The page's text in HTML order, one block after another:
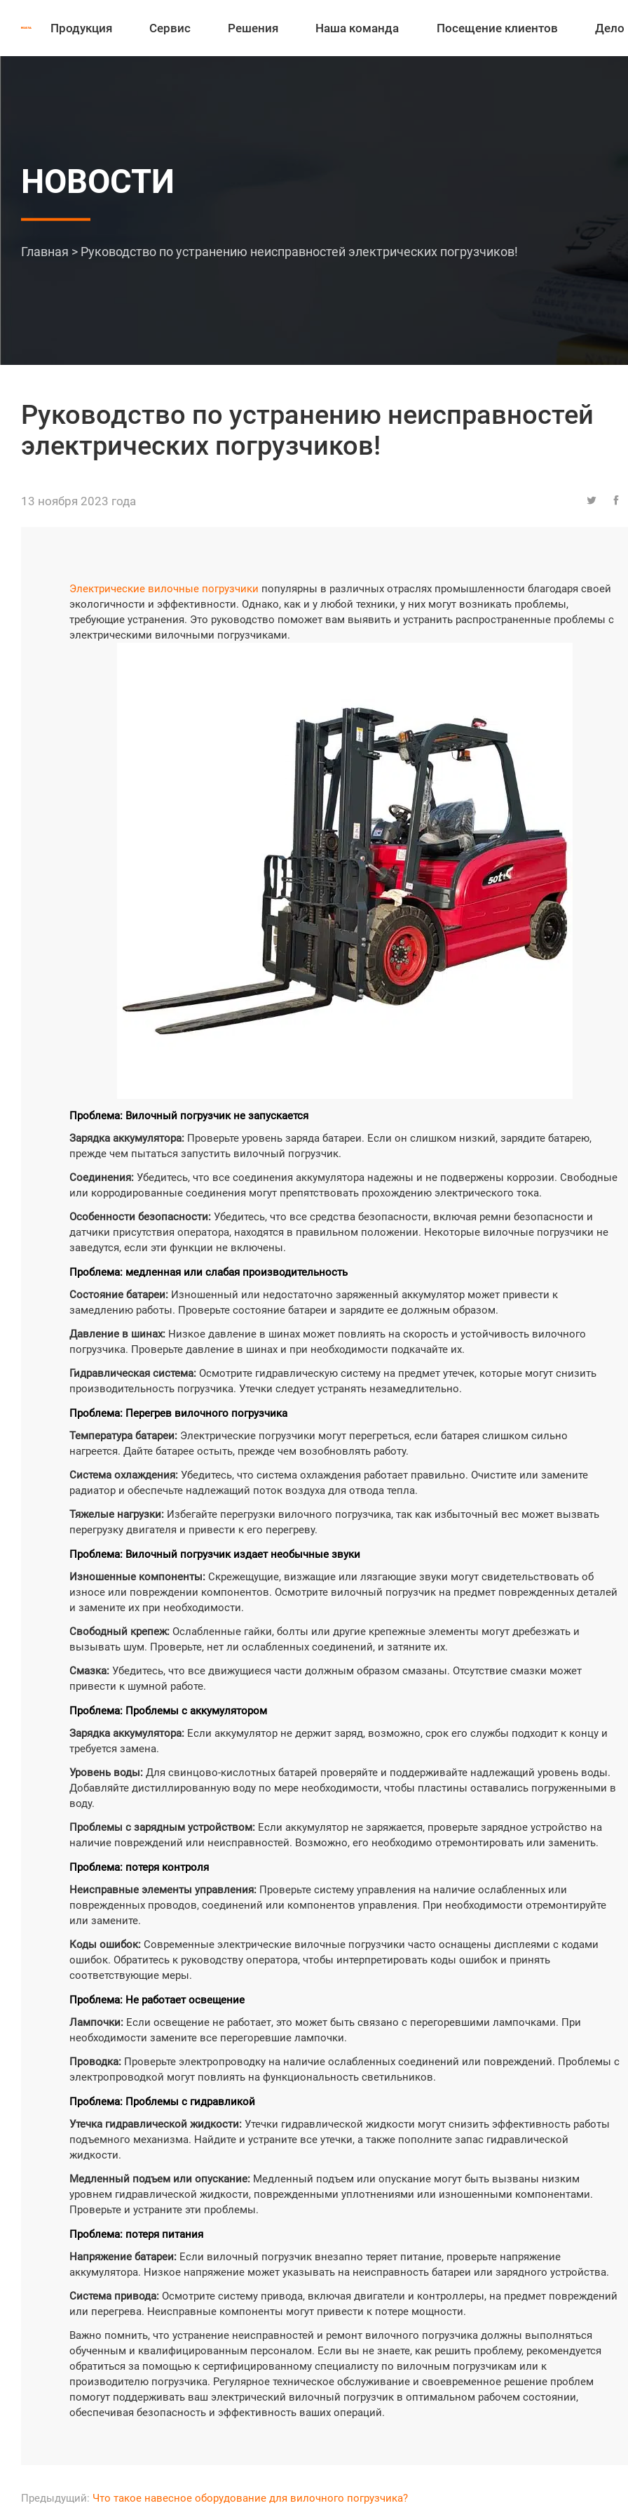
Продукция Сервис Решения Наша команда Посещение клиентов Дело
НОВОСТИ
Главная > Руководство по устранению неисправностей электрических погрузчиков!
Руководство по устранению неисправностей
электрических погрузчиков!
13 ноября 2023 года  
Электрические вилочные погрузчики популярны в различных отраслях промышленности благодаря своей
экологичности и эффективности. Однако, как и у любой техники, у них могут возникать проблемы,
требующие устранения. Это руководство поможет вам выявить и устранить распространенные проблемы с
электрическими вилочными погрузчиками.
Проблема: Вилочный погрузчик не запускается
Зарядка аккумулятора: Проверьте уровень заряда батареи. Если он слишком низкий, зарядите батарею,
прежде чем пытаться запустить вилочный погрузчик.
Соединения: Убедитесь, что все соединения аккумулятора надежны и не подвержены коррозии. Свободные
или корродированные соединения могут препятствовать прохождению электрического тока.
Особенности безопасности: Убедитесь, что все средства безопасности, включая ремни безопасности и
датчики присутствия оператора, находятся в правильном положении. Некоторые вилочные погрузчики не
заведутся, если эти функции не включены.
Проблема: медленная или слабая производительность
Состояние батареи: Изношенный или недостаточно заряженный аккумулятор может привести к
замедлению работы. Проверьте состояние батареи и зарядите ее должным образом.
Давление в шинах: Низкое давление в шинах может повлиять на скорость и устойчивость вилочного
погрузчика. Проверьте давление в шинах и при необходимости подкачайте их.
Гидравлическая система: Осмотрите гидравлическую систему на предмет утечек, которые могут снизить
производительность погрузчика. Утечки следует устранять незамедлительно.
Проблема: Перегрев вилочного погрузчика
Температура батареи: Электрические погрузчики могут перегреться, если батарея слишком сильно
нагреется. Дайте батарее остыть, прежде чем возобновлять работу.
Система охлаждения: Убедитесь, что система охлаждения работает правильно. Очистите или замените
радиатор и обеспечьте надлежащий поток воздуха для отвода тепла.
Тяжелые нагрузки: Избегайте перегрузки вилочного погрузчика, так как избыточный вес может вызвать
перегрузку двигателя и привести к его перегреву.
Проблема: Вилочный погрузчик издает необычные звуки
Изношенные компоненты: Скрежещущие, визжащие или лязгающие звуки могут свидетельствовать об
износе или повреждении компонентов. Осмотрите вилочный погрузчик на предмет поврежденных деталей
и замените их при необходимости.
Свободный крепеж: Ослабленные гайки, болты или другие крепежные элементы могут дребезжать и
вызывать шум. Проверьте, нет ли ослабленных соединений, и затяните их.
Смазка: Убедитесь, что все движущиеся части должным образом смазаны. Отсутствие смазки может
привести к шумной работе.
Проблема: Проблемы с аккумулятором
Зарядка аккумулятора: Если аккумулятор не держит заряд, возможно, срок его службы подходит к концу и
требуется замена.
Уровень воды: Для свинцово-кислотных батарей проверяйте и поддерживайте надлежащий уровень воды.
Добавляйте дистиллированную воду по мере необходимости, чтобы пластины оставались погруженными в
воду.
Проблемы с зарядным устройством: Если аккумулятор не заряжается, проверьте зарядное устройство на
наличие повреждений или неисправностей. Возможно, его необходимо отремонтировать или заменить.
Проблема: потеря контроля
Неисправные элементы управления: Проверьте систему управления на наличие ослабленных или
поврежденных проводов, соединений или компонентов управления. При необходимости отремонтируйте
или замените.
Коды ошибок: Современные электрические вилочные погрузчики часто оснащены дисплеями с кодами
ошибок. Обратитесь к руководству оператора, чтобы интерпретировать коды ошибок и принять
соответствующие меры.
Проблема: Не работает освещение
Лампочки: Если освещение не работает, это может быть связано с перегоревшими лампочками. При
необходимости замените все перегоревшие лампочки.
Проводка: Проверьте электропроводку на наличие ослабленных соединений или повреждений. Проблемы с
электропроводкой могут повлиять на функциональность светильников.
Проблема: Проблемы с гидравликой
Утечка гидравлической жидкости: Утечки гидравлической жидкости могут снизить эффективность работы
подъемного механизма. Найдите и устраните все утечки, а также пополните запас гидравлической
жидкости.
Медленный подъем или опускание: Медленный подъем или опускание могут быть вызваны низким
уровнем гидравлической жидкости, поврежденными уплотнениями или изношенными компонентами.
Проверьте и устраните эти проблемы.
Проблема: потеря питания
Напряжение батареи: Если вилочный погрузчик внезапно теряет питание, проверьте напряжение
аккумулятора. Низкое напряжение может указывать на неисправность батареи или зарядного устройства.
Система привода: Осмотрите систему привода, включая двигатели и контроллеры, на предмет повреждений
или перегрева. Неисправные компоненты могут привести к потере мощности.
Важно помнить, что устранение неисправностей и ремонт вилочного погрузчика должны выполняться
обученным и квалифицированным персоналом. Если вы не знаете, как решить проблему, рекомендуется
обратиться за помощью к сертифицированному специалисту по вилочным погрузчикам или к
производителю погрузчика. Регулярное техническое обслуживание и своевременное решение проблем
помогут поддерживать ваш электрический вилочный погрузчик в оптимальном рабочем состоянии,
обеспечивая безопасность и эффективность ваших операций.
Предыдущий: Что такое навесное оборудование для вилочного погрузчика?
5-тонный электрический
вилочный погрузчик CPD50
Грузоподъемность (кг):
Напряжение/емкость аккумулятора:
Пользовательское
Тип батареи:
Свинцово-кислотная/литиевая
батарея
 Узнать больше  Cпрашивать
2-тонный
вилочный погрузчик
Грузоподъемность (кг):
2000
Напряжение/емкость
Пользовательское
Тип батареи:
Свинцово-кислотная/
батарея
Узнать больше